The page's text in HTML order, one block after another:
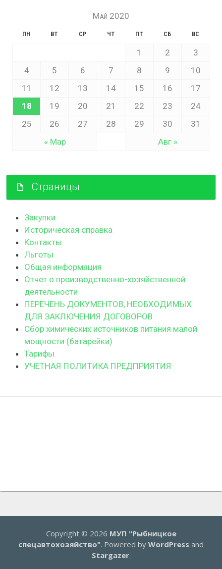
Май 2020
ПН ВТ СР ЧТ ПТ СБ ВС
« Мар Авг »
1 2
3
4
5 6 7 8 9
10
11
12 13 14 15 16
17
18
19 20 21 22 23
24
25
26 27 28 29 30 31
Страницы
Закупки
Историческая справка
Контакты
Льготы
Общая информация
Отчет о производственно-хозяйственной
деятельности
ПЕРЕЧЕНЬ ДОКУМЕНТОВ, НЕОБХОДИМЫХ
ДЛЯ ЗАКЛЮЧЕНИЯ ДОГОВОРОВ
Сбор химических источников питания малой
мощности (батарейки)
Тарифы
УЧЕТНАЯ ПОЛИТИКА ПРЕДПРИЯТИЯ
Copyright © 2026 МУП "Рыбницкое
спецавтохозяйство". Powered by WordPress and
Stargazer.